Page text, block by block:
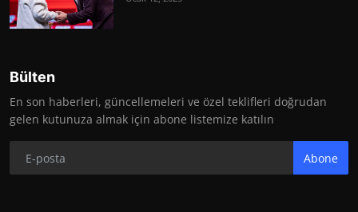
Bülten
En son haberleri, güncellemeleri ve özel teklifleri doğrudan
gelen kutunuza almak için abone listemize katılın
Abone